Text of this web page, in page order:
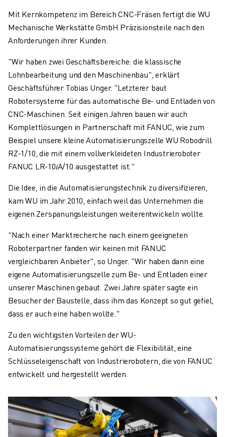
Mit Kernkompetenz im Bereich CNC-Fräsen fertigt die WU
Mechanische Werkstätte GmbH Präzisionsteile nach den
Anforderungen ihrer Kunden.
"Wir haben zwei Geschäftsbereiche: die klassische
Lohnbearbeitung und den Maschinenbau", erklärt
Geschäftsführer Tobias Unger. "Letzterer baut
Robotersysteme für das automatische Be- und Entladen von
CNC-Maschinen. Seit einigen Jahren bauen wir auch
Komplettlösungen in Partnerschaft mit FANUC, wie zum
Beispiel unsere kleine Automatisierungszelle WU Robodrill
RZ-1/10, die mit einem vollverkleideten Industrieroboter
FANUC LR-10𝑖A/10 ausgestattet ist."
Die Idee, in die Automatisierungstechnik zu diversifizieren,
kam WU im Jahr 2010, einfach weil das Unternehmen die
eigenen Zerspanungsleistungen weiterentwickeln wollte.
"Nach einer Marktrecherche nach einem geeigneten
Roboterpartner fanden wir keinen mit FANUC
vergleichbaren Anbieter", so Unger. "Wir haben dann eine
eigene Automatisierungszelle zum Be- und Entladen einer
unserer Maschinen gebaut. Zwei Jahre später sagte ein
Besucher der Baustelle, dass ihm das Konzept so gut gefiel,
dass er auch eine haben wollte."
Zu den wichtigsten Vorteilen der WU-
Automatisierungssysteme gehört die Flexibilität, eine
Schlüsseleigenschaft von Industrierobotern, die von FANUC
entwickelt und hergestellt werden.